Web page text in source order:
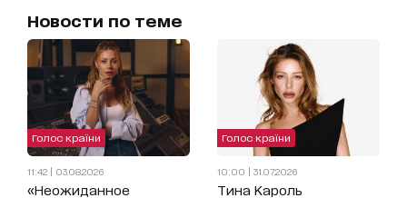
Новости по теме
Голос країни
11:42 | 03.08.2026
«Неожиданное
Голос країни
10:00 | 31.07.2026
Тина Кароль